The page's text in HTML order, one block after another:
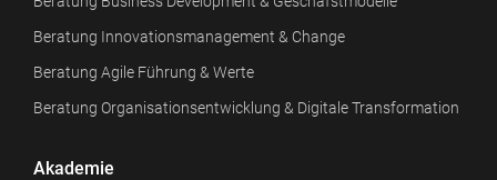
Beratung Innovationsmanagement & Change
Beratung Agile Führung & Werte
Beratung Organisationsentwicklung & Digitale Transformation
Akademie